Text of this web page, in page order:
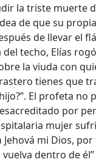
la triste muerte
de que su
de llevar el
techo, Elías
la viuda con
tienes que
El profeta no
por
mujer
Jehová mi Dios,
dentro de él”